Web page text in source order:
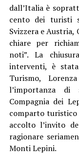
dall’Italia è
cento dei turisti
Svizzera e Austria,
chiare per
noti”. La
interventi, è stata
Turismo,
l’importanza
Compagnia dei
comparto turistico
accolto l’invito
ragionare
Monti Lepini.